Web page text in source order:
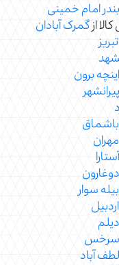
امام خمینی
ازگمرک آبادان
برون
سوار
سرخس
آباد